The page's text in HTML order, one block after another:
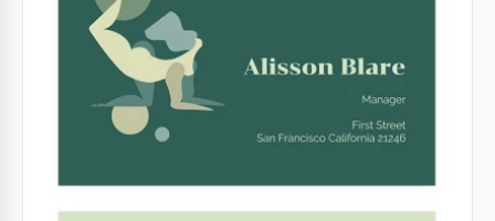
Biglietto da visita Violet Yoga
Il design della carta da visita della palestra di yoga
viola a sfumatura e vibrante catturerà l'attenzione di
qualsiasi cliente.